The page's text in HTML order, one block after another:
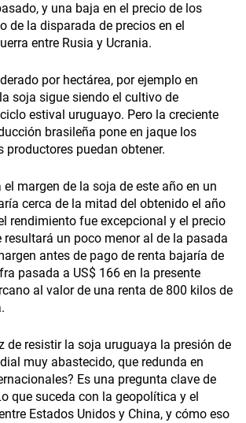
y una baja en el precio de los
de la disparada de precios en el
entre Rusia y Ucrania.
por hectárea, por ejemplo en
soja sigue siendo el cultivo de
estival uruguayo. Pero la creciente
brasileña pone en jaque los
productores puedan obtener.
margen de la soja de este año en un
cerca de la mitad del obtenido el año
rendimiento fue excepcional y el precio
resultará un poco menor al de la pasada
antes de pago de renta bajaría de
pasada a US$ 166 en la presente
al valor de una renta de 800 kilos de
de resistir la soja uruguaya la presión de
muy abastecido, que redunda en
Es una pregunta clave de
que suceda con la geopolítica y el
Estados Unidos y China, y cómo eso